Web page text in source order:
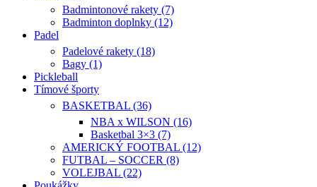
Badmintonové rakety (7)
Badminton doplnky (12)
Padel
Padelové rakety (18)
Bagy (1)
Pickleball
Tímové športy
BASKETBAL (36)
NBA x WILSON (16)
Basketbal 3×3 (7)
AMERICKÝ FOOTBAL (12)
FUTBAL – SOCCER (8)
VOLEJBAL (22)